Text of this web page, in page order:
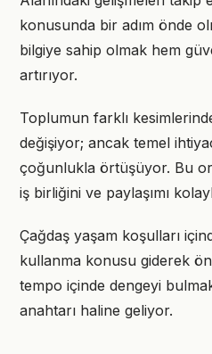
konusunda bir adım önde
bilgiye sahip olmak hem
artırıyor.
Toplumun farklı
değişiyor; ancak temel
çoğunlukla örtüşüyor. Bu
iş birliğini ve paylaşımı
Çağdaş yaşam koşulları
kullanma konusu giderek
tempo içinde dengeyi
anahtarı haline geliyor.